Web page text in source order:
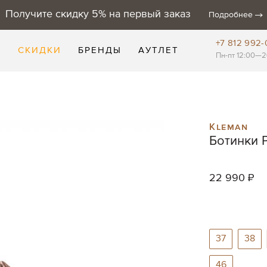
Получите скидку 5% на первый заказ Подробнее
СКИДКИ БРЕНДЫ АУТЛЕТ
+7 812 992-
Пн-пт
Kleman
Ботинки
22 990 ₽
37 38